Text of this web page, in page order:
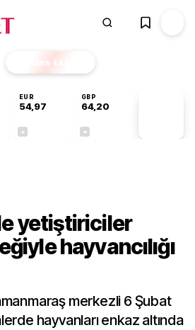
Finans EKSTRA
EUR
54,97
GBP
64,20
yetiştiriciler
hayvancılığı
merkezli 6 Şubat
hayvanları enkaz altında